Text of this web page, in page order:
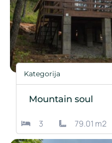
Kategorija
Mountain soul
3 79.01 m2